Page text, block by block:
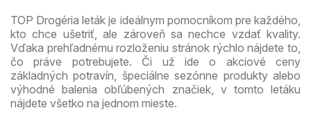
TOP Drogéria leták je ideálnym pomocníkom pre každého,
kto chce ušetriť, ale zároveň sa nechce vzdať kvality.
Vďaka prehľadnému rozloženiu stránok rýchlo nájdete to,
čo práve potrebujete. Či už ide o akciové ceny
základných potravín, špeciálne sezónne produkty alebo
výhodné balenia obľúbených značiek, v tomto letáku
nájdete všetko na jednom mieste.